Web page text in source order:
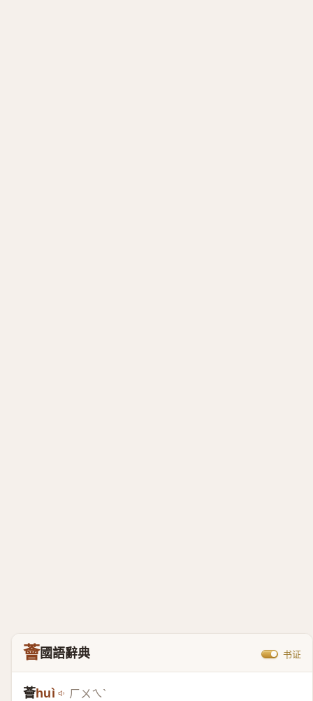
薈國語辭典 书证
薈huì ㄏㄨㄟˋ